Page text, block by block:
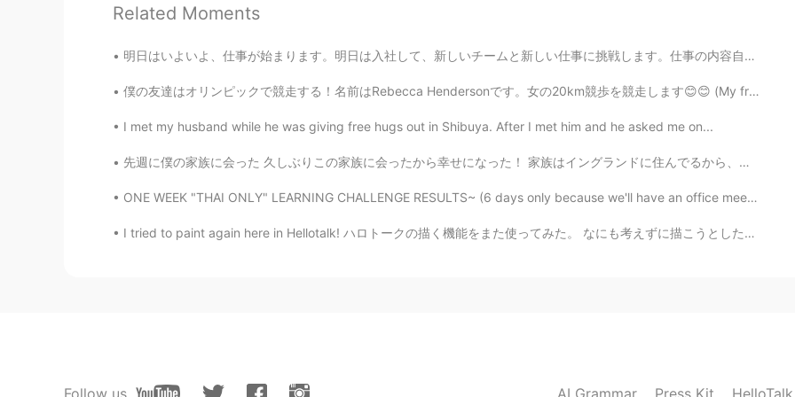
Looks delicious🤤 I use tomato sauce for pasta in my house🍝
Beth 2021.08.11 20:23
due to LONG distance. 😅
JP EN
@Beth Yeah I want to cook with it😄
Related Moments
明日はいよいよ、仕事が始まります。明日は入社して、新しいチームと新しい仕事に挑戦します。仕事の内容自体が一緒だけれど違う業界で行うので色々学びと慣れが待っているに違いない。日本語で仕事をするのも...
僕の友達はオリンピックで競走する！名前はRebecca Hendersonです。女の20km競歩を競走します😊😊 (My friend is competing in the Olympics...
I met my husband while he was giving free hugs out in Shibuya. After I met him and he asked me on...
先週に僕の家族に会った 久しぶりこの家族に会ったから幸せになった！ 家族はイングランドに住んでるから、あまり会えらない😔 私達はたくさんワインとビールを飲んだ😅 ウェールズに帰った前に、僕はイー...
ONE WEEK "THAI ONLY" LEARNING CHALLENGE RESULTS~ (6 days only because we'll have an office meetin...
I tried to paint again here in Hellotalk! ハロトークの描く機能をまた使ってみた。 なにも考えずに描こうとした。子供のようにご自由に描いただけ。形や色など...
Follow us AI Grammar Press Kit